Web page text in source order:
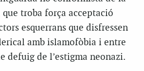
troba força acceptació
esquerrans que disfressen
amb islamofòbia i entre
defuig de l’estigma neonazi.